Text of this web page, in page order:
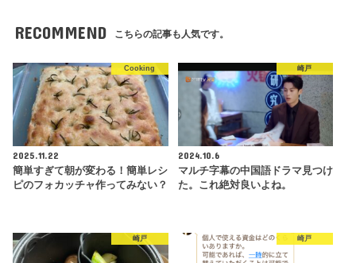
RECOMMEND こちらの記事も人気です。
Cooking
2025.11.22
簡単すぎて朝が変わる！簡単レシ
ピのフォカッチャ作ってみない？
崎戸
2024.10.6
マルチ字幕の中国語ドラマ見つけ
た。これ絶対良いよね。
崎戸 崎戸